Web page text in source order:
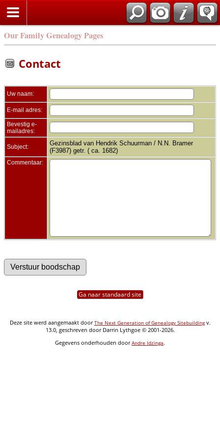
Our Family Genealogy Pages
Contact
Uw naam:
E-mail adres:
Bevestig e-
mailadres:
Subject:
Gezinsblad van Hendrik Schuurman / N.N. Bramer
(F3987) getr. ( ca. 1682)
Commentaar:
Ga naar standaard site
Deze site werd aangemaakt doorThe Next Generation of Genealogy Sitebuildingv.
13.0, geschreven door Darrin Lythgoe © 2001-2026.
Gegevens onderhouden doorAndre Idzinga.